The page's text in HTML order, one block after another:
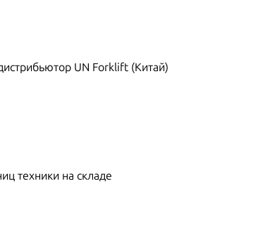
UN Forklift (Китай)
техники на складе